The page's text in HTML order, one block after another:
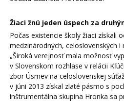
Žiaci žnú jeden úspech za
Počas existencie školy žiaci získali
medzinárodných, celoslovenských i
„Široká verejnosť mala možnosť
v Slovenskom rozhlase v relácii
zbor Úsmev na celoslovenskej
v júni 2013 získal zlaté pásmo s
inštrumentálna skupina Hronka sa